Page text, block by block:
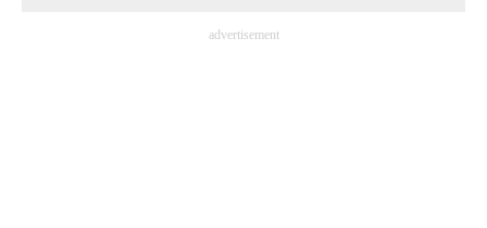
advertisement